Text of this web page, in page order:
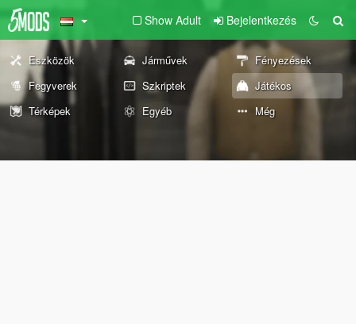
Show Adult Bejelentkezés
Eszközök Járművek
Fényezések
Fegyverek
Szkriptek
Játékos
Térképek
Egyéb Még